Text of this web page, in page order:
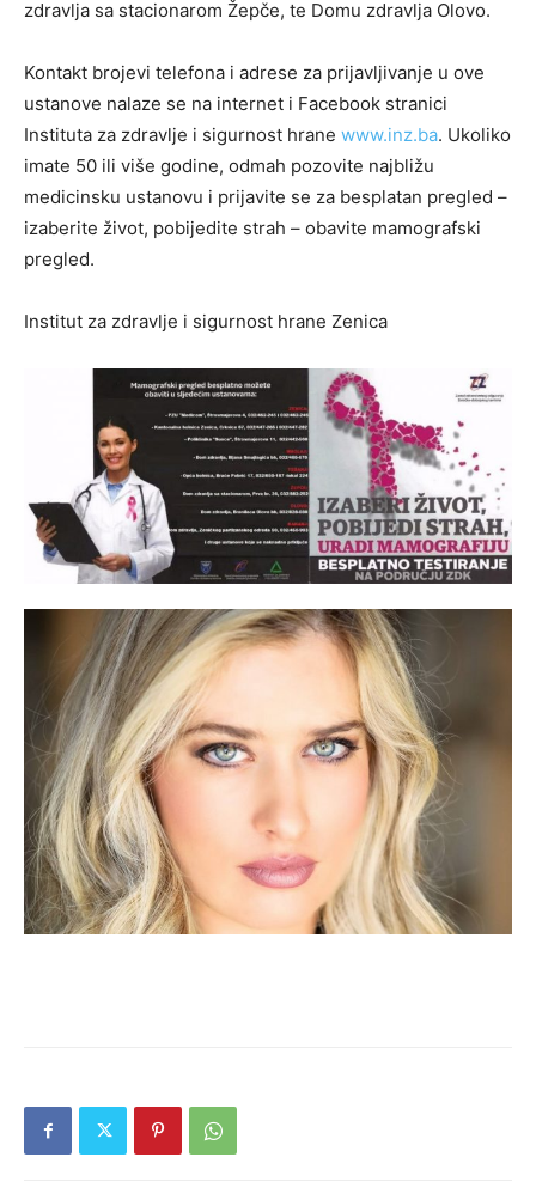
zdravlja sa stacionarom Žepče, te Domu zdravlja Olovo.
Kontakt brojevi telefona i adrese za prijavljivanje u ove
ustanove nalaze se na internet i Facebook stranici
Instituta za zdravlje i sigurnost hrane www.inz.ba. Ukoliko
imate 50 ili više godine, odmah pozovite najbližu
medicinsku ustanovu i prijavite se za besplatan pregled –
izaberite život, pobijedite strah – obavite mamografski
pregled.
Institut za zdravlje i sigurnost hrane Zenica